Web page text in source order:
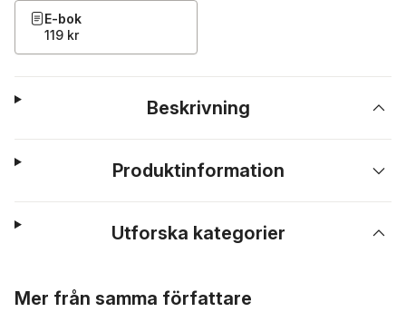
E-bok
119 kr
Beskrivning
Produktinformation
Utforska kategorier
Mer från samma författare